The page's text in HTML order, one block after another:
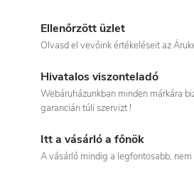
Ellenőrzött üzlet
Olvasd el vevőink értékeléseit az
Hivatalos viszonteladó
Webáruházunkban minden márkára
garancián túli szervizt !
Itt a vásárló a főnök
A vásárló mindig a legfontosabb, nem